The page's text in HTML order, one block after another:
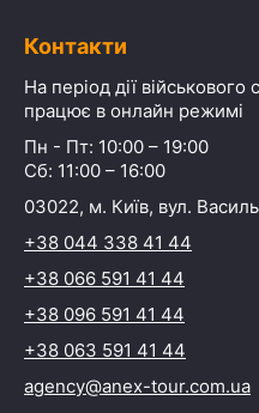
Контакти
На період дії військового
працює в онлайн режимі
Пн - Пт: 10:00 – 19:00
Сб: 11:00 – 16:00
03022, м. Київ, вул.
+38 044 338 41 44
+38 066 591 41 44
+38 096 591 41 44
+38 063 591 41 44
agency@anex-tour.com.ua